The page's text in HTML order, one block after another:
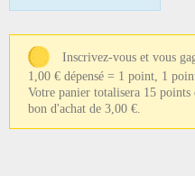
Inscrivez-vous et vous
1,00 € dépensé = 1 point, 1
Votre panier totalisera 15
bon d'achat de 3,00 €.